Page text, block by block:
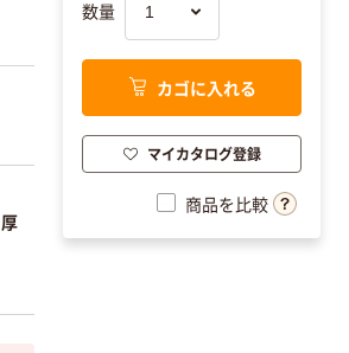
厚
数量
カゴに入れる
マイカタログ登録
商品を比較